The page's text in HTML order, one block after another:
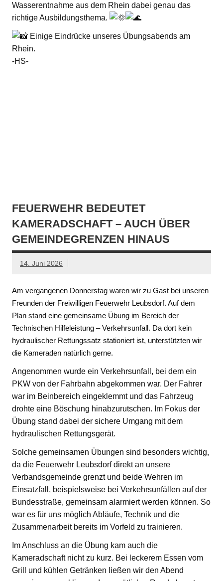
Wasserentnahme aus dem Rhein dabei genau das
richtige Ausbildungsthema.
Einige Eindrücke unseres Übungsabends am
Rhein.
-HS-
FEUERWEHR BEDEUTET
KAMERADSCHAFT – AUCH ÜBER
GEMEINDEGRENZEN HINAUS
14. Juni 2026
Am vergangenen Donnerstag waren wir zu Gast bei unseren
Freunden der Freiwilligen Feuerwehr Leubsdorf. Auf dem
Plan stand eine gemeinsame Übung im Bereich der
Technischen Hilfeleistung – Verkehrsunfall. Da dort kein
hydraulischer Rettungssatz stationiert ist, unterstützten wir
die Kameraden natürlich gerne.
Angenommen wurde ein Verkehrsunfall, bei dem ein
PKW von der Fahrbahn abgekommen war. Der Fahrer
war im Beinbereich eingeklemmt und das Fahrzeug
drohte eine Böschung hinabzurutschen. Im Fokus der
Übung stand dabei der sichere Umgang mit dem
hydraulischen Rettungsgerät.
Solche gemeinsamen Übungen sind besonders wichtig,
da die Feuerwehr Leubsdorf direkt an unsere
Verbandsgemeinde grenzt und beide Wehren im
Einsatzfall, beispielsweise bei Verkehrsunfällen auf der
Bundesstraße, gemeinsam alarmiert werden können. So
war es für uns möglich Abläufe, Technik und die
Zusammenarbeit bereits im Vorfeld zu trainieren.
Im Anschluss an die Übung kam auch die
Kameradschaft nicht zu kurz. Bei leckerem Essen vom
Grill und kühlen Getränken ließen wir den Abend